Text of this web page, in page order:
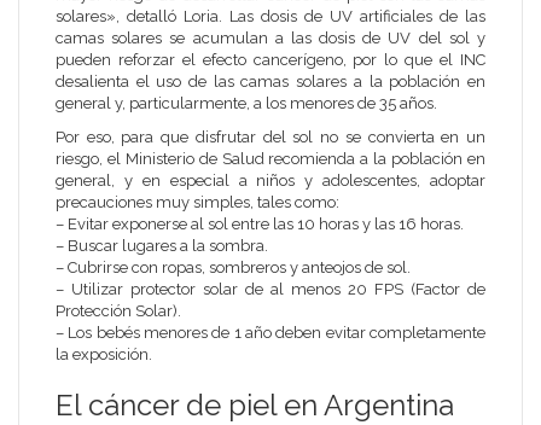
solares», detalló Loria. Las dosis de UV artificiales de las
camas solares se acumulan a las dosis de UV del sol y
pueden reforzar el efecto cancerígeno, por lo que el INC
desalienta el uso de las camas solares a la población en
general y, particularmente, a los menores de 35 años.
Por eso, para que disfrutar del sol no se convierta en un
riesgo, el Ministerio de Salud recomienda a la población en
general, y en especial a niños y adolescentes, adoptar
precauciones muy simples, tales como:
– Evitar exponerse al sol entre las 10 horas y las 16 horas.
– Buscar lugares a la sombra.
– Cubrirse con ropas, sombreros y anteojos de sol.
– Utilizar protector solar de al menos 20 FPS (Factor de
Protección Solar).
– Los bebés menores de 1 año deben evitar completamente
la exposición.
El cáncer de piel en Argentina